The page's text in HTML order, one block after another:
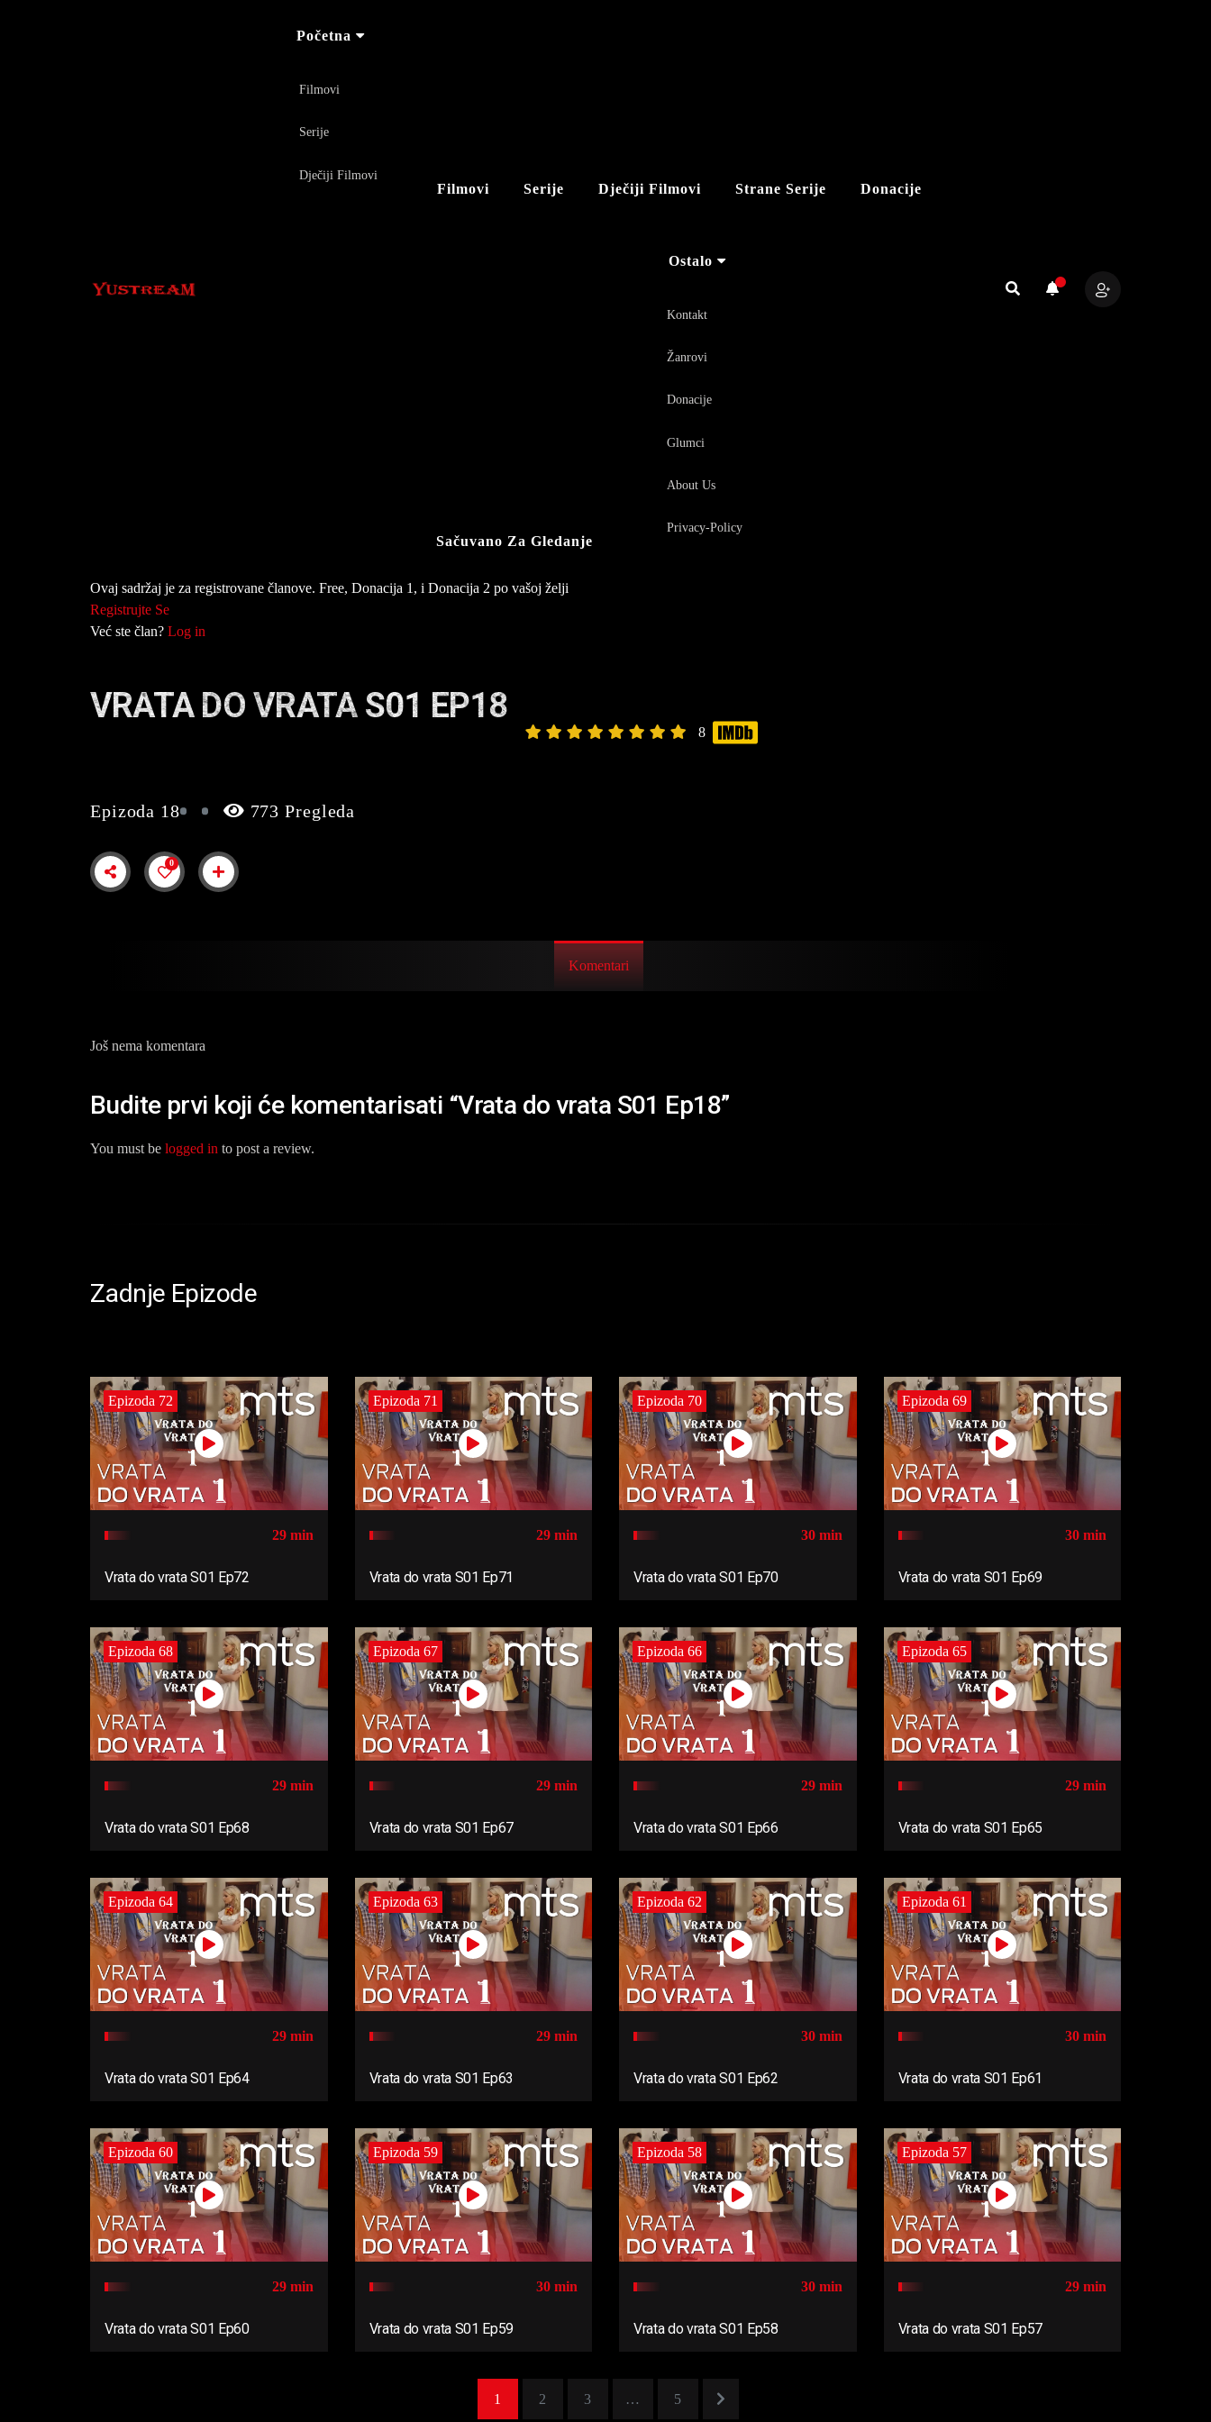
Početna
Filmovi
Serije
Dječiji Filmovi
Filmovi Serije Dječiji Filmovi Strane Serije Donacije
Sačuvano Za Gledanje
Ostalo
Kontakt
Žanrovi
Donacije
Glumci
About Us
Privacy-Policy
Ovaj sadržaj je za registrovane članove. Free, Donacija 1, i Donacija 2 po vašoj želji
Registrujte Se
Već ste član? Log in
VRATA DO VRATA S01 EP18
8
Epizoda 18 773 Pregleda
0
Komentari
Još nema komentara
Budite prvi koji će komentarisati “Vrata do vrata S01 Ep18”
You must be logged in to post a review.
Zadnje Epizode
Epizoda 72
29 min
Vrata do vrata S01 Ep72
Epizoda 71
29 min
Vrata do vrata S01 Ep71
Epizoda 70
30 min
Vrata do vrata S01 Ep70
Epizoda 69
30 min
Vrata do vrata S01 Ep69
Epizoda 68
29 min
Vrata do vrata S01 Ep68
Epizoda 67
29 min
Vrata do vrata S01 Ep67
Epizoda 66
29 min
Vrata do vrata S01 Ep66
Epizoda 65
29 min
Vrata do vrata S01 Ep65
Epizoda 64
29 min
Vrata do vrata S01 Ep64
Epizoda 63
29 min
Vrata do vrata S01 Ep63
Epizoda 62
30 min
Vrata do vrata S01 Ep62
Epizoda 61
30 min
Vrata do vrata S01 Ep61
Epizoda 60
29 min
Vrata do vrata S01 Ep60
Epizoda 59
30 min
Vrata do vrata S01 Ep59
Epizoda 58
30 min
Vrata do vrata S01 Ep58
Epizoda 57
29 min
Vrata do vrata S01 Ep57
1 2 3 … 5